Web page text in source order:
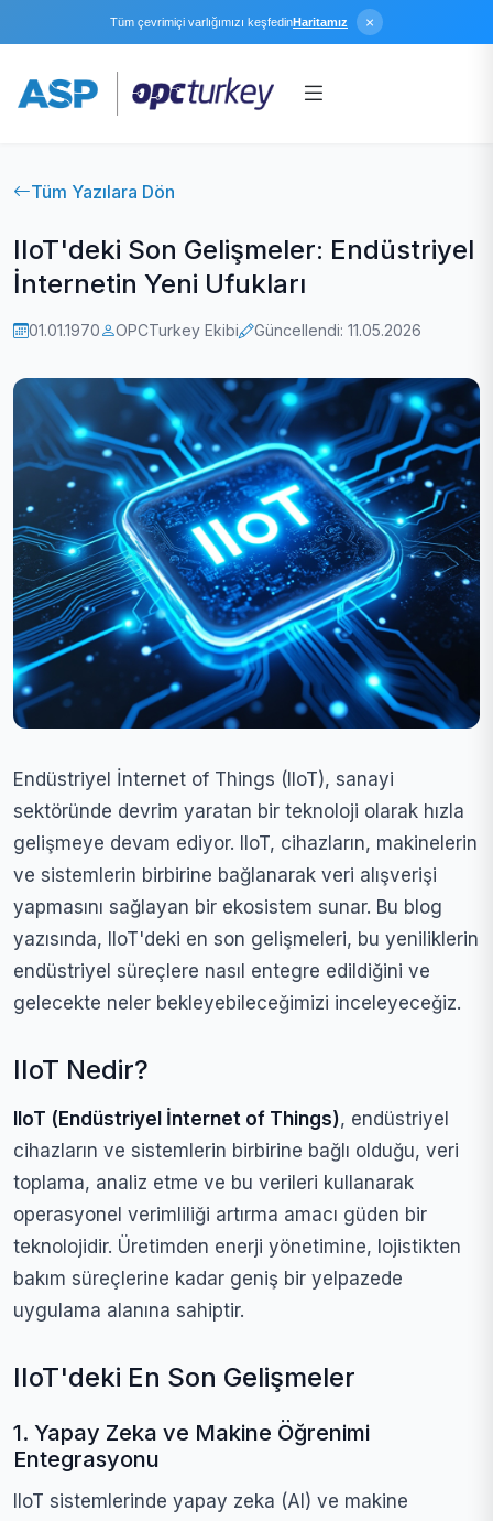
Tüm çevrimiçi varlığımızı keşfedinHaritamız ×
Tüm Yazılara Dön
IIoT'deki Son Gelişmeler: Endüstriyel
İnternetin Yeni Ufukları
01.01.1970 OPCTurkey Ekibi Güncellendi: 11.05.2026
Endüstriyel İnternet of Things (IIoT), sanayi
sektöründe devrim yaratan bir teknoloji olarak hızla
gelişmeye devam ediyor. IIoT, cihazların, makinelerin
ve sistemlerin birbirine bağlanarak veri alışverişi
yapmasını sağlayan bir ekosistem sunar. Bu blog
yazısında, IIoT'deki en son gelişmeleri, bu yeniliklerin
endüstriyel süreçlere nasıl entegre edildiğini ve
gelecekte neler bekleyebileceğimizi inceleyeceğiz.
IIoT Nedir?
IIoT (Endüstriyel İnternet of Things), endüstriyel
cihazların ve sistemlerin birbirine bağlı olduğu, veri
toplama, analiz etme ve bu verileri kullanarak
operasyonel verimliliği artırma amacı güden bir
teknolojidir. Üretimden enerji yönetimine, lojistikten
bakım süreçlerine kadar geniş bir yelpazede
uygulama alanına sahiptir.
IIoT'deki En Son Gelişmeler
1. Yapay Zeka ve Makine Öğrenimi
Entegrasyonu
IIoT sistemlerinde yapay zeka (AI) ve makine